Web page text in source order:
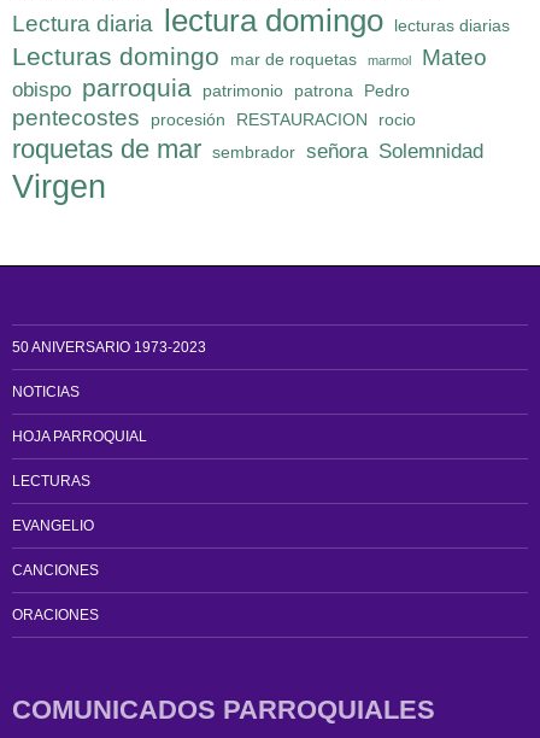
Lectura diaria lectura domingo lecturas diarias
Lecturas domingo mar de roquetas marmol Mateo
obispo parroquia patrimonio patrona Pedro
pentecostes procesión RESTAURACION rocio
roquetas de mar sembrador señora Solemnidad
Virgen
50 ANIVERSARIO 1973-2023
NOTICIAS
HOJA PARROQUIAL
LECTURAS
EVANGELIO
CANCIONES
ORACIONES
COMUNICADOS PARROQUIALES